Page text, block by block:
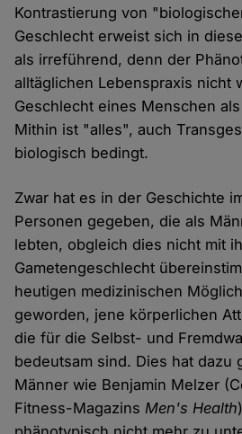
Kontrastierung von
Geschlecht erweist sich in
als irreführend, denn der
alltäglichen Lebenspraxis nicht
Geschlecht eines Menschen
Mithin ist "alles", auch
biologisch bedingt.
Zwar hat es in der Geschichte
Personen gegeben, die als
lebten, obgleich dies nicht mit
Gametengeschlecht
heutigen medizinischen
geworden, jene körperlichen
die für die Selbst- und
bedeutsam sind. Dies hat dazu
Männer wie Benjamin Melzer
Fitness-Magazins Men's Health